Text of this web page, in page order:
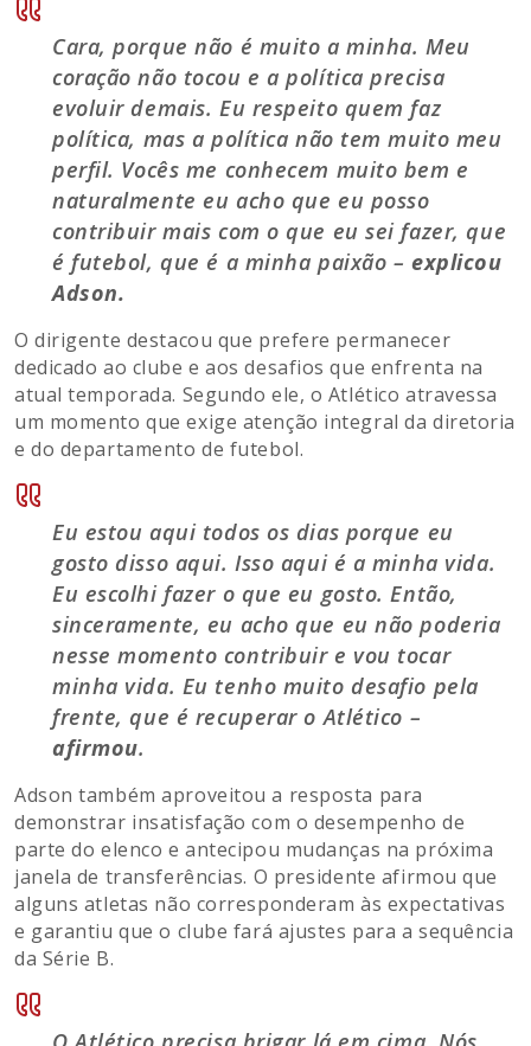
Cara, porque não é muito a minha. Meu
coração não tocou e a política precisa
evoluir demais. Eu respeito quem faz
política, mas a política não tem muito meu
perfil. Vocês me conhecem muito bem e
naturalmente eu acho que eu posso
contribuir mais com o que eu sei fazer, que
é futebol, que é a minha paixão –explicou
Adson.
O dirigente destacou que prefere permanecer
dedicado ao clube e aos desafios que enfrenta na
atual temporada. Segundo ele, o Atlético atravessa
um momento que exige atenção integral da diretoria
e do departamento de futebol.
Eu estou aqui todos os dias porque eu
gosto disso aqui. Isso aqui é a minha vida.
Eu escolhi fazer o que eu gosto. Então,
sinceramente, eu acho que eu não poderia
nesse momento contribuir e vou tocar
minha vida. Eu tenho muito desafio pela
frente, que é recuperar o Atlético –
afirmou.
Adson também aproveitou a resposta para
demonstrar insatisfação com o desempenho de
parte do elenco e antecipou mudanças na próxima
janela de transferências. O presidente afirmou que
alguns atletas não corresponderam às expectativas
e garantiu que o clube fará ajustes para a sequência
da Série B.